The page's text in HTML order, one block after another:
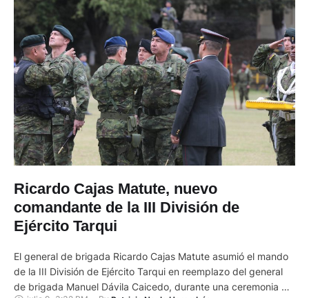
Ricardo Cajas Matute, nuevo
comandante de la III División de
Ejército Tarqui
El general de brigada Ricardo Cajas Matute asumió el mando
de la III División de Ejército Tarqui en reemplazo del general
de brigada Manuel Dávila Caicedo, durante una ceremonia de